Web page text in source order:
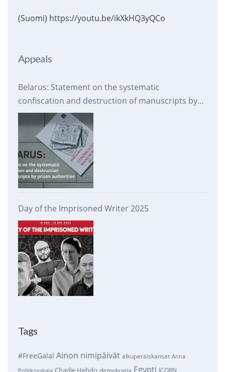
(Suomi) https://youtu.be/ikXkHQ3yQCo
Appeals
Belarus: Statement on the systematic
confiscation and destruction of manuscripts by
prison authorities
Day of the Imprisoned Writer 2025
Tags
#FreeGalal Ainon nimipäivät alkuperäiskansat Anna
Politkovskaja Charlie Hebdo demokratia Egypti ICORN